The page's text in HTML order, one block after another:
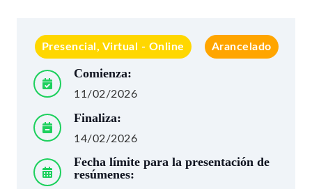
Presencial, Virtual - Online Arancelado
Comienza:
11/02/2026
Finaliza:
14/02/2026
Fecha límite para la presentación de
resúmenes: